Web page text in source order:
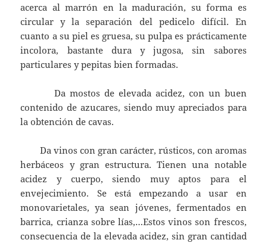
acerca al marrón en la maduración, su forma es
circular y la separación del pedicelo difícil. En
cuanto a su piel es gruesa, su pulpa es prácticamente
incolora, bastante dura y jugosa, sin sabores
particulares y pepitas bien formadas.
Da mostos de elevada acidez, con un buen
contenido de azucares, siendo muy apreciados para
la obtención de cavas.
Da vinos con gran carácter, rústicos, con aromas
herbáceos y gran estructura. Tienen una notable
acidez y cuerpo, siendo muy aptos para el
envejecimiento. Se está empezando a usar en
monovarietales, ya sean jóvenes, fermentados en
barrica, crianza sobre lías,…Estos vinos son frescos,
consecuencia de la elevada acidez, sin gran cantidad